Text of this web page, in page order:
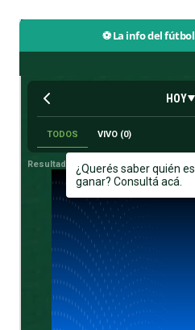
⚽ La info del fútbol